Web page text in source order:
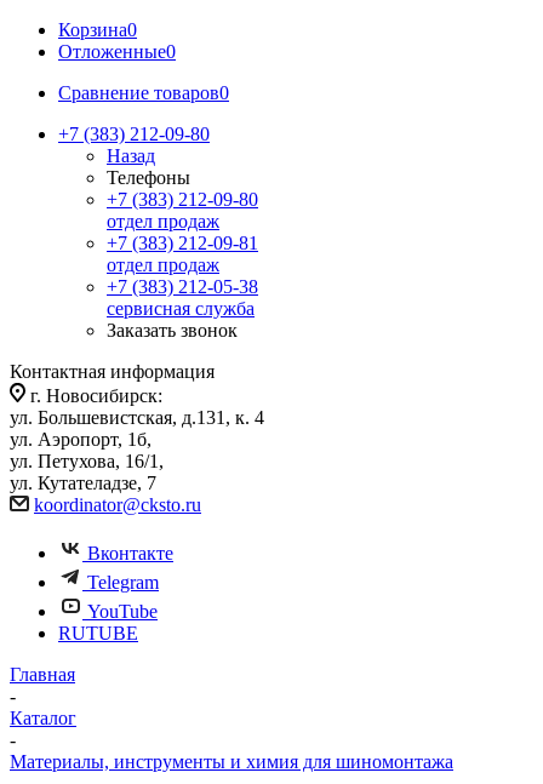
Корзина0
Отложенные0
Сравнение товаров0
+7 (383) 212-09-80
Назад
Телефоны
+7 (383) 212-09-80
отдел продаж
+7 (383) 212-09-81
отдел продаж
+7 (383) 212-05-38
сервисная служба
Заказать звонок
Контактная информация
г. Новосибирск:
ул. Большевистская, д.131, к. 4
ул. Аэропорт, 1б,
ул. Петухова, 16/1,
ул. Кутателадзе, 7
koordinator@cksto.ru
Вконтакте
Telegram
YouTube
RUTUBE
Главная
-
Каталог
-
Материалы, инструменты и химия для шиномонтажа